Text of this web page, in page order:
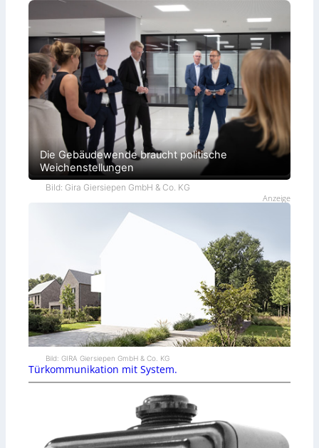
Die Gebäudewende braucht politische
Weichenstellungen
Bild: Gira Giersiepen GmbH & Co. KG
Anzeige
Bild: GIRA Giersiepen GmbH & Co. KG
Türkommunikation mit System.